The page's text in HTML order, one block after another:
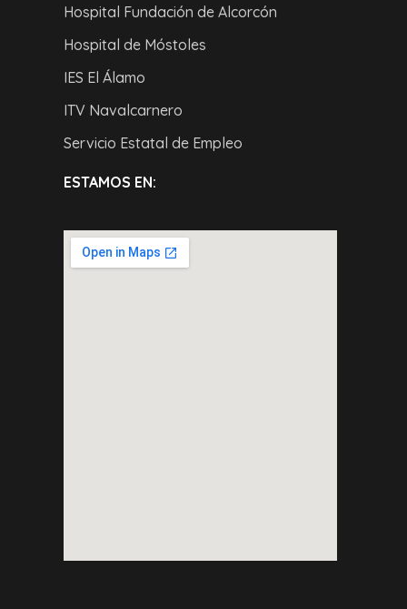
Hospital Fundación de Alcorcón
Hospital de Móstoles
IES El Álamo
ITV Navalcarnero
Servicio Estatal de Empleo
ESTAMOS EN: